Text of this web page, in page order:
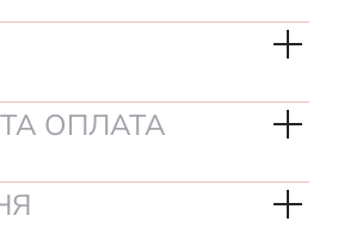
ОПЛАТА